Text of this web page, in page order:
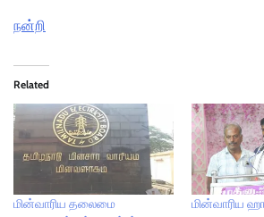
நன்றி
Related
மின்வாரிய தலைமை
மின்வாரிய